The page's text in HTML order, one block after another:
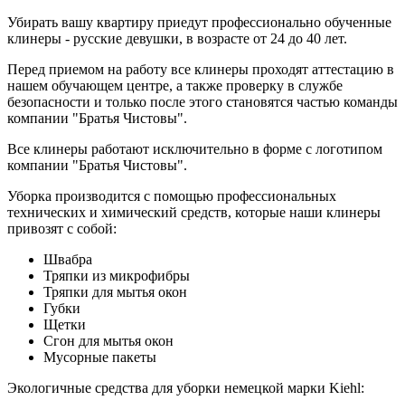
Убирать вашу квартиру приедут профессионально обученные
клинеры - русские девушки, в возрасте от 24 до 40 лет.
Перед приемом на работу все клинеры проходят аттестацию в
нашем обучающем центре, а также проверку в службе
безопасности и только после этого становятся частью команды
компании "Братья Чистовы".
Все клинеры работают исключительно в форме с логотипом
компании "Братья Чистовы".
Уборка производится с помощью профессиональных
технических и химический средств, которые наши клинеры
привозят с собой:
Швабра
Тряпки из микрофибры
Тряпки для мытья окон
Губки
Щетки
Сгон для мытья окон
Мусорные пакеты
Экологичные средства для уборки немецкой марки Kiehl: